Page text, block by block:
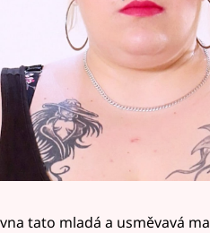
tato mladá a usměvavá